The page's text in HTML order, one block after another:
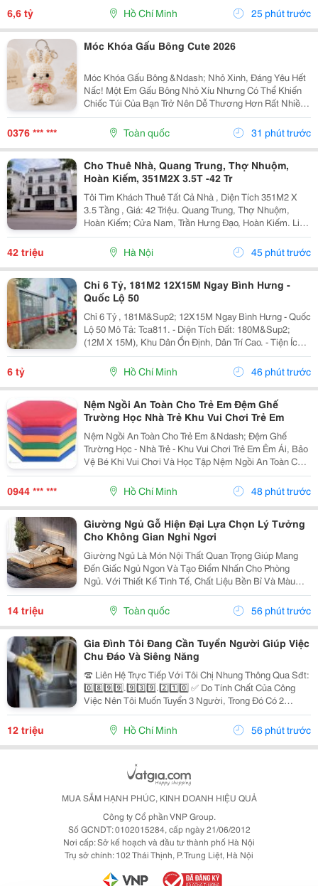
(Thương Lượng) Kết Cấu: 1 Trệt 2 Lầu Sân...
6,6 tỷ Hồ Chí Minh 25 phút trước
Móc Khóa Gấu Bông Cute 2026
Móc Khóa Gấu Bông &Ndash; Nhỏ Xinh, Đáng Yêu Hết
Nấc! Một Em Gấu Bông Nhỏ Xíu Nhưng Có Thể Khiến
Chiếc Túi Của Bạn Trở Nên Dễ Thương Hơn Rất Nhiều
Móc Khóa Gấu Bông Với Thiết Kế Mềm Mại, Đáng Yêu,
Thích Hợp Để Treo Lên Balo, Túi Xách, Chìa Khóa...
0376 *** *** Toàn quốc 31 phút trước
Cho Thuê Nhà, Quang Trung, Thợ Nhuộm,
Hoàn Kiếm, 351M2X 3.5T -42 Tr
Tôi Tìm Khách Thuê Tất Cả Nhà , Diện Tích 351M2 X
3.5 Tầng , Giá: 42 Triệu. Quang Trung, Thợ Nhuộm,
Hoàn Kiếm; Cửa Nam, Trần Hưng Đạo, Hoàn Kiếm. Liên
Hệ Chủ Nhà: 0947910983 . Vị Trí Gần Ngã Ba, Khu Đông
Dân Cư, Kinh Doanh Sầm Uất, Nhiều Trụ Sở Văn...
42 triệu Hà Nội 45 phút trước
Chỉ 6 Tỷ, 181M2 12X15M Ngay Bình Hưng -
Quốc Lộ 50
Chỉ 6 Tỷ , 181M&Sup2; 12X15M Ngay Bình Hưng - Quốc
Lộ 50 Mô Tả: Tca811. - Diện Tích Đất: 180M&Sup2;
(12M X 15M), Khu Dân Ổn Định, Dân Trí Cao. - Tiện Ích:
Nhà Sát Kdc Đồng Bộ, Cạnh Hxh Văn Tiến Dũng, Kdc
Gia Hoà, Gần Công Viên, Trường Mầm...
6 tỷ Hồ Chí Minh 46 phút trước
Nệm Ngồi An Toàn Cho Trẻ Em Đệm Ghế
Trường Học Nhà Trẻ Khu Vui Chơi Trẻ Em
Nệm Ngồi An Toàn Cho Trẻ Em &Ndash; Đệm Ghế
Trường Học - Nhà Trẻ - Khu Vui Chơi Trẻ Em Êm Ái, Bảo
Vệ Bé Khi Vui Chơi Và Học Tập Nệm Ngồi An Toàn Cho
Trẻ Em Có Lớp Đệm Đàn Hồi, Bề Mặt Mềm, Nhiều Chất
Liệu, Độ Dày Và Kích Thước Để Khách Hàng Dễ Chọn...
0944 *** *** Hồ Chí Minh 48 phút trước
Giường Ngủ Gỗ Hiện Đại Lựa Chọn Lý Tưởng
Cho Không Gian Nghỉ Ngơi
Giường Ngủ Là Món Nội Thất Quan Trọng Giúp Mang
Đến Giấc Ngủ Ngon Và Tạo Điểm Nhấn Cho Phòng
Ngủ. Với Thiết Kế Tinh Tế, Chất Liệu Bền Bỉ Và Màu
Sắc Trang Nhã, Giường Ngủ Gỗ Hiện Đại Ngày Càng
Được Nhiều Gia Đình Lựa Chọn Để Nâng Cao Chất
Lượng Không...
14 triệu Toàn quốc 56 phút trước
Gia Đình Tôi Đang Cần Tuyển Người Giúp Việc
Chu Đáo Và Siêng Năng
☎️ Liên Hệ Trực Tiếp Với Tôi Chị Nhung Thông Qua Sđt:
0️⃣8️⃣9️⃣9️⃣.9️⃣3️⃣9️⃣.2️⃣1️⃣0️⃣ ✅ Do Tính Chất Của Công
Việc Nên Tôi Muốn Tuyển 3 Người, Trong Đó Có 2
Người Làm Việc Tại Nhà Tôi Và 1 Người Làm Tại Nhà
Mẹ Tôi ( Ở Cách Tôi 4 Căn) ✅ Nhà Tôi Thì 1...
12 triệu Hồ Chí Minh 56 phút trước
MUA SẮM HẠNH PHÚC, KINH DOANH HIỆU QUẢ
Công ty Cổ phần VNP Group.
Số GCNDT: 0102015284, cấp ngày 21/06/2012
Nơi cấp: Sở kế hoạch và đầu tư thành phố Hà Nội
Trụ sở chính: 102 Thái Thịnh, P. Trung Liệt, Hà Nội